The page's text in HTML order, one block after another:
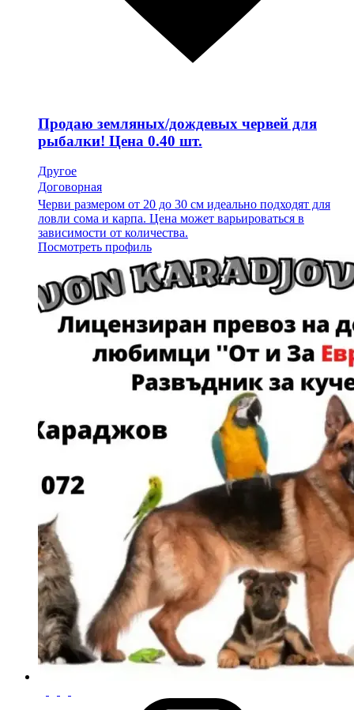
Продаю земляных/дождевых червей для
рыбалки! Цена 0.40 шт.
Другое
Договорная
Черви размером от 20 до 30 см идеально подходят для
ловли сома и карпа. Цена может варьироваться в
зависимости от количества.
Посмотреть профиль